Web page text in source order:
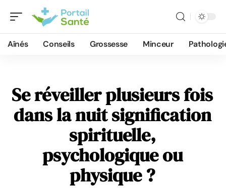
Aînés Conseils Grossesse Minceur
Se réveiller plusieurs fois
dans la nuit signification
spirituelle,
psychologique ou
physique ?